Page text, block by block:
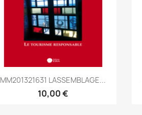
Aperçu rapide
MM201321631 LASSEMBLAGE...
10,00 €